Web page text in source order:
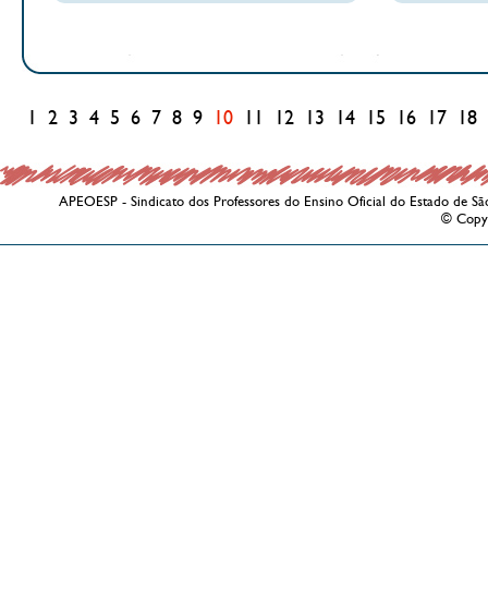
2 3 4 5 6 7 8 9 10 12 13 14 15 16 17 18
APEOESP - Sindicato dos Professores do Ensino Oficial do Estado de
©